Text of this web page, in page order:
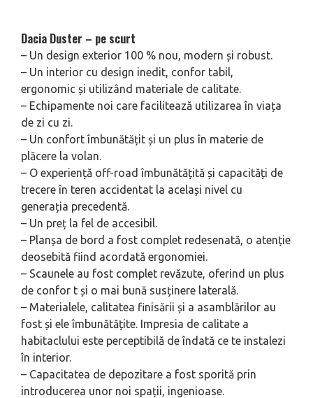
Dacia Duster – pe scurt
– Un design exterior 100 % nou, modern și robust.
– Un interior cu design inedit, confor tabil,
ergonomic și utilizând materiale de calitate.
– Echipamente noi care facilitează utilizarea în viața
de zi cu zi.
– Un confort îmbunătățit și un plus în materie de
plăcere la volan.
– O experiență off-road îmbunătățită și capacități de
trecere în teren accidentat la același nivel cu
generația precedentă.
– Un preț la fel de accesibil.
– Planșa de bord a fost complet redesenată, o atenție
deosebită fiind acordată ergonomiei.
– Scaunele au fost complet revăzute, oferind un plus
de confor t și o mai bună susținere laterală.
– Materialele, calitatea finisării și a asamblărilor au
fost și ele îmbunătățite. Impresia de calitate a
habitaclului este perceptibilă de îndată ce te instalezi
în interior.
– Capacitatea de depozitare a fost sporită prin
introducerea unor noi spații, ingenioase.